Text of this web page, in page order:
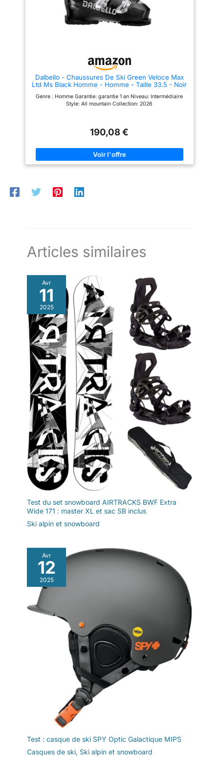
Dalbello - Chaussures De Ski Green Veloce Max
Ltd Ms Black Homme - Homme - Taille 33.5 - Noir
Genre : Homme Garantie: garantie 1 an Niveau: Intermédiaire
Style: All mountain Collection: 2026
190,08 €
Articles similaires
Avr
11
2025
Test du set snowboard AIRTRACKS BWF Extra
Wide 171 : master XL et sac SB inclus
Ski alpin et snowboard
Avr
12
2025
Test : casque de ski SPY Optic Galactique MIPS
Casques de ski, Ski alpin et snowboard